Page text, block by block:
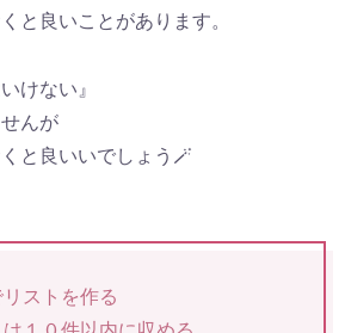
と良いことがあります。
けない』
んが
と良いいでしょう🪄
リストを作る